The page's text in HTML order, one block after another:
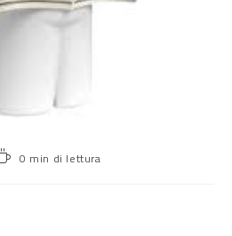
0 min di lettura